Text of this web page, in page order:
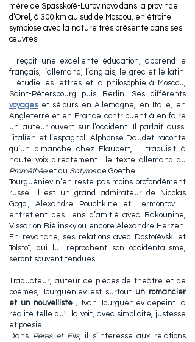
mère de Spasskoïé-Lutovinovo dans la province
d’Orel, à 300 km au sud de Moscou, en étroite
symbiose avec la nature très présente dans ses
œuvres.
Il reçoit une excellente éducation, apprend le
français, l’allemand, l’anglais, le grec et le latin.
Il étudie les lettres et la philosophie à Moscou,
Saint-Pétersbourg puis Berlin. Ses différents
voyageset séjours en Allemagne, en Italie, en
Angleterre et en France contribuent à en faire
un auteur ouvert sur l’occident. Il parlait aussi
l’italien et l’espagnol. Alphonse Daudet raconte
qu’un dimanche chez Flaubert, il traduisit à
haute voix directement le texte allemand du
Prométhéeet du Satyrosde Goethe.
Tourguéniev n’en reste pas moins profondément
russe. Il est un grand admirateur de Nicolas
Gogol, Alexandre Pouchkine et Lermontov. Il
entretient des liens d’amitié avec Bakounine,
Vissarion Biélinsky ou encore Alexandre Herzen.
En revanche, ses relations avec Dostoïévski et
Tolstoï, qui lui reprochent son occidentalisme,
seront souvent tendues.
Traducteur, auteur de pièces de théâtre et de
poèmes, Tourguéniev est surtout un romancier
et un nouvelliste ;
Ivan Tourguéniev dépeint la
réalité telle qu'il la voit, avec simplicité, justesse
et poésie.
Dans Pères et Fils, il s’intéresse aux relations